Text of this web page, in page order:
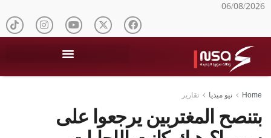
06/08/2026
Home نيو ميديا تقارير
بتنصح المغتربين يرجعوا على